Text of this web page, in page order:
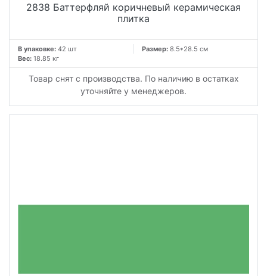
2838 Баттерфляй коричневый керамическая
плитка
В упаковке: 42 шт Размер: 8.5*28.5 см
Вес: 18.85 кг
Товар снят с производства. По наличию в остатках
уточняйте у менеджеров.